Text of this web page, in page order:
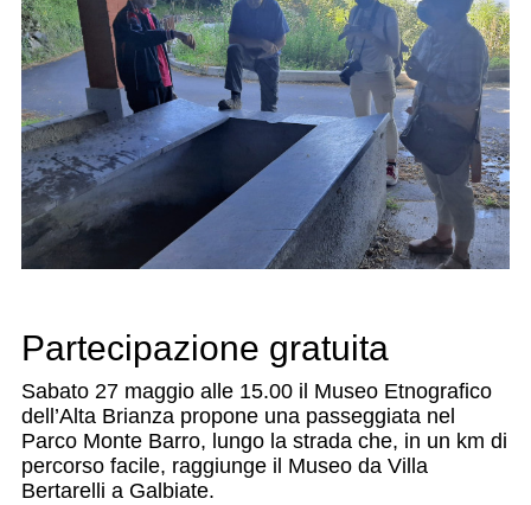
Partecipazione gratuita
Sabato 27 maggio alle 15.00 il Museo Etnografico
dell’Alta Brianza propone una passeggiata nel
Parco Monte Barro, lungo la strada che, in un km di
percorso facile, raggiunge il Museo da Villa
Bertarelli a Galbiate.